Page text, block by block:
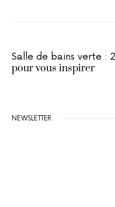
Salle de bains verte :
pour vous inspirer
NEWSLETTER